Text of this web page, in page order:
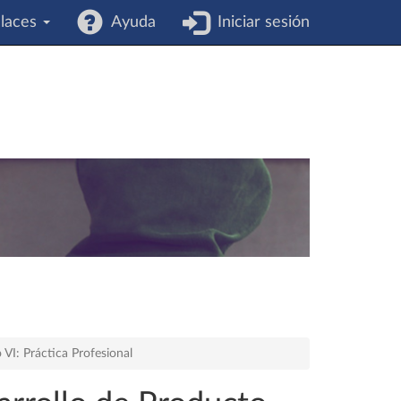
Ayuda Iniciar sesión
VI: Práctica Profesional